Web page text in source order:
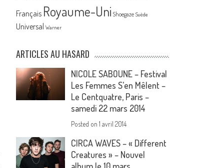
Français Royaume-Uni Shoegaze Suède
Universal Warner
ARTICLES AU HASARD
NICOLE SABOUNE – Festival
Les Femmes S’en Mêlent –
Le Centquatre, Paris –
samedi 22 mars 2014
Posted on1 avril 2014
CIRCA WAVES – « Different
Creatures » – Nouvel